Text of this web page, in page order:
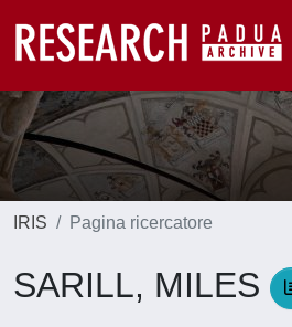
IRIS Pagina ricercatore
SARILL, MILES